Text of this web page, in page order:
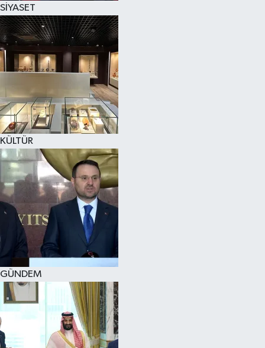
SİYASET
KÜLTÜR
GÜNDEM
SPOR
KÜLTÜR SANAT
FRAGMANLAR